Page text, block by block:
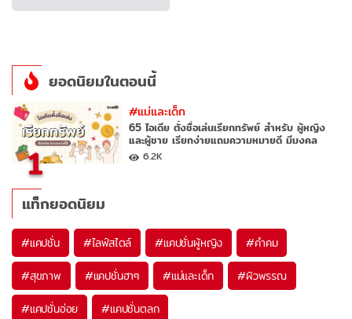
ยอดนิยมในตอนนี้
1
#แม่และเด็ก
65 ไอเดีย ตั้งชื่อเล่นเรียกทรัพย์ สำหรับ ผู้หญิง
และผู้ชาย เรียกง่ายแถมความหมายดี มีมงคล
6.2K
แท็กยอดนิยม
#แคปชั่น #ไลฟ์สไตล์ #แคปชั่นผู้หญิง #คำคม
#สุขภาพ #แคปชั่นฮาๆ #แม่และเด็ก #ผิวพรรณ
#แคปชั่นอ่อย #แคปชั่นตลก